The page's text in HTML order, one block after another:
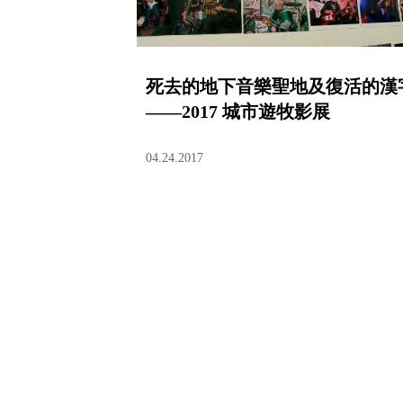
死去的地下音樂聖地及復活的漢
——2017 城市遊牧影展
04.24.2017